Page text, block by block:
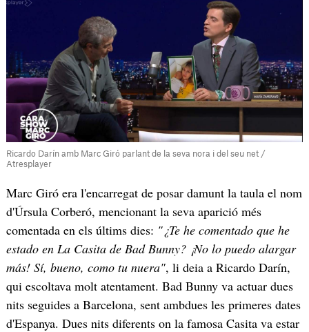
Ricardo Darín amb Marc Giró parlant de la seva nora i del seu net /
Atresplayer
Marc Giró era l'encarregat de posar damunt la taula el nom
d'Úrsula Corberó, mencionant la seva aparició més
comentada en els últims dies: "¿Te he comentado que he
estado en La Casita de Bad Bunny? ¡No lo puedo alargar
más! Sí, bueno, como tu nuera", li deia a Ricardo Darín,
qui escoltava molt atentament. Bad Bunny va actuar dues
nits seguides a Barcelona, sent ambdues les primeres dates
d'Espanya. Dues nits diferents on la famosa Casita va estar